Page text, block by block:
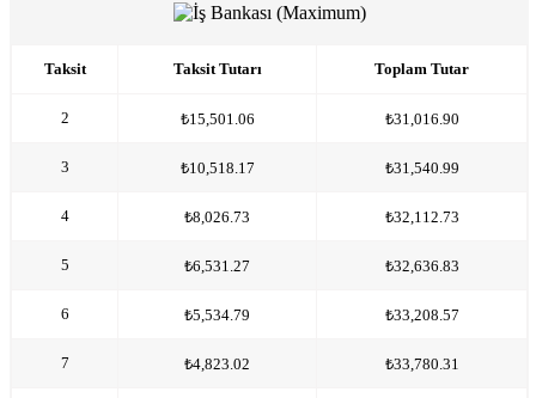
Taksit Taksit Tutarı Toplam Tutar
2 ₺15,501.06 ₺31,016.90
3 ₺10,518.17 ₺31,540.99
4 ₺8,026.73 ₺32,112.73
5 ₺6,531.27 ₺32,636.83
6 ₺5,534.79 ₺33,208.57
7 ₺4,823.02 ₺33,780.31